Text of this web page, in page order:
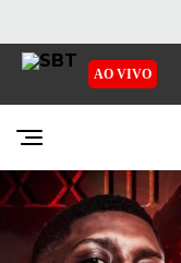
AO VIVO
EMISSORAS
NOSSAS REDES